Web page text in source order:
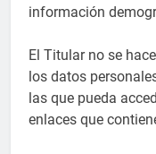
información
El Titular no se
los datos
las que pueda
enlaces que